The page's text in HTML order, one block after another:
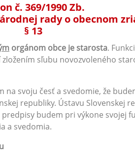
č. 369/1990 Zb.
rady o obecnom
§ 13
orgánom obce je starosta.
sľubu novozvoleného
na svoju česť a svedomie, že
republiky. Ústavu Slovenskej
budem pri výkone svojej
a svedomia.